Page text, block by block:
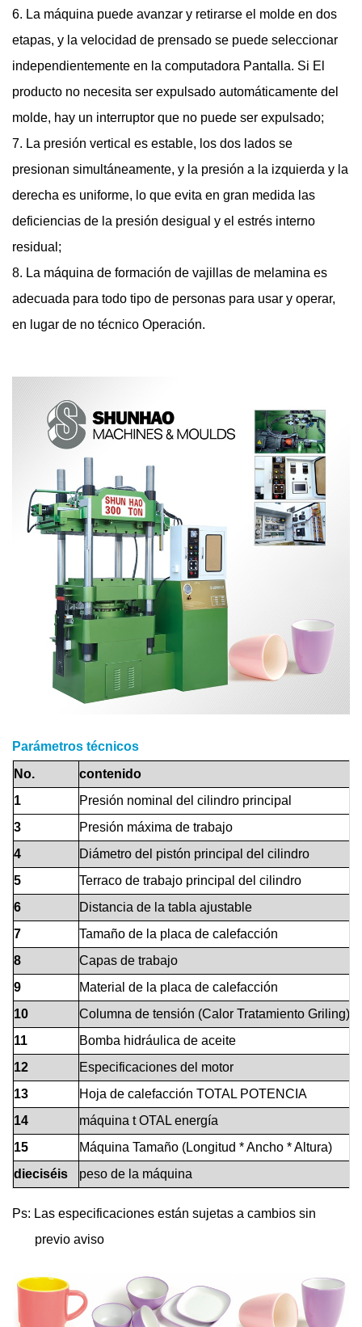
6. La máquina puede avanzar y retirarse el molde en dos
etapas, y la velocidad de prensado se puede seleccionar
independientemente en la computadora Pantalla. Si El
producto no necesita ser expulsado automáticamente del
molde, hay un interruptor que no puede ser expulsado;
7. La presión vertical es estable, los dos lados se
presionan simultáneamente, y la presión a la izquierda y la
derecha es uniforme, lo que evita en gran medida las
deficiencias de la presión desigual y el estrés interno
residual;
8. La máquina de formación de vajillas de melamina es
adecuada para todo tipo de personas para usar y operar,
en lugar de no técnico Operación.
Parámetros técnicos
No.
contenido
1
Presión nominal del cilindro principal
3
Presión máxima de trabajo
4
Diámetro del pistón principal del cilindro
5
Terraco de trabajo principal del cilindro
6
Distancia de la tabla ajustable
7
Tamaño de la placa de calefacción
8
Capas de trabajo
9
Material de la placa de calefacción
10
Columna de tensión (Calor Tratamiento Griling)
11
Bomba hidráulica de aceite
12
Especificaciones del motor
13
Hoja de calefacción TOTAL POTENCIA
14
máquina tOTAL energía
15
Máquina Tamaño (Longitud * Ancho * Altura)
dieciséis
peso de la máquina
Ps: Las especificaciones están sujetas a cambios sin
previo aviso